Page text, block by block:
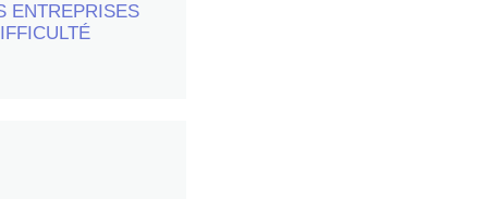
ENTREPRISES
par semestre